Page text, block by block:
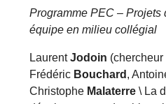
Programme PEC – Projets
équipe en milieu collégial
LaurentJodoin
Frédéric Bouchard ,
Christophe Malaterre \ La